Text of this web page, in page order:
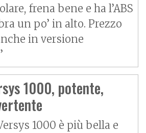
frena bene e ha l’ABS
un po’ in alto. Prezzo
in versione
1000, potente,
1000 è più bella e